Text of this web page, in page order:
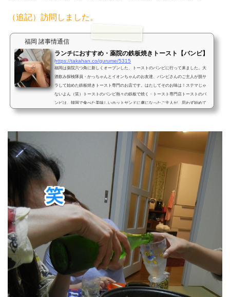
（追記）訪問しました。
福岡 諸事情通信
ランチにおすすめ・薬院の鉄板焼きトースト【バンビ】
https://takahan.co/gurume/5315
福岡は薬院六つ角に新しくオープンした、トーストのバンビに行って来ました。大
酒飲み探検隊員・かっちゃんとイオンちゃんのお友達、バンビさんのご主人が脱サ
ラして始めた鉄板焼きトースト専門のお店です。はたしてそのお味は！ステマじゃ
ないよん（笑）トーストのバンビ熱々の鉄板で焼く・トースト専門店トーストのバ
ンビは、韓国で食べた美味しいホットサンドに虜になったご主人が、思わず始めて
しまったトースト専門店です。テイクアウトが基本ですが、入り口には椅子やテー